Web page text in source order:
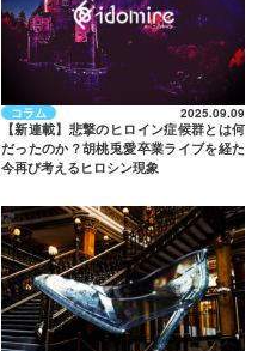
コラム 2025.09.09
【新連載】悲撃のヒロイン症候群とは何
だったのか？胡桃兎愛卒業ライブを経た
今再び考えるヒロシン現象